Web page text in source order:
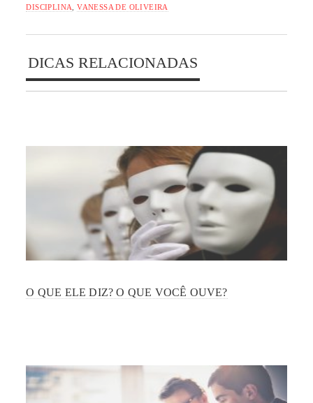
DISCIPLINA ,VANESSA DE OLIVEIRA
DICAS RELACIONADAS
O QUE ELE DIZ? O QUE VOCÊ OUVE?